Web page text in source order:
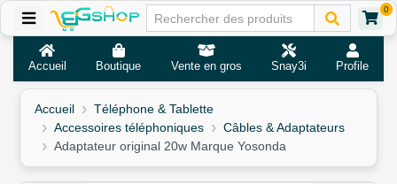
0
Accueil Boutique Vente en gros Snay3i Profile
Accueil
Téléphone & Tablette
Accessoires téléphoniques
Câbles & Adaptateurs
Adaptateur original 20w Marque Yosonda